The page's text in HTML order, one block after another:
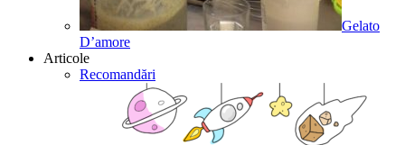
Gelato
D’amore
Articole
Recomandări